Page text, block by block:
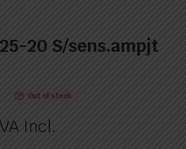
20 S/sens.ampjt
Out of stock
Incl.